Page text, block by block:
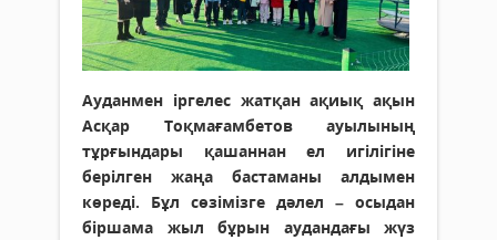
Ауданмен іргелес жатқан ақиық ақын
Асқар Тоқмағамбетов ауылының
тұрғындары қашаннан ел игілігіне
берілген жаңа бастаманы алдымен
көреді. Бұл сөзімізге дәлел – осыдан
біршама жыл бұрын аудандағы жүз